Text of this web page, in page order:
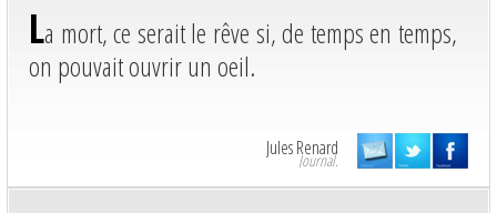
La mort, ce serait le rêve si, de temps en temps,
on pouvait ouvrir un oeil.
Jules Renard
Journal.